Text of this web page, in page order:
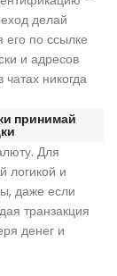
делай
его по ссылке
и адресов
никогда
принимай
Для
логикой и
даже если
транзакция
денег и